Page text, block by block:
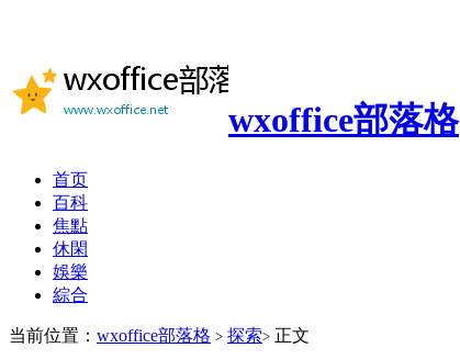
wxoffice部落格
首页
百科
焦點
休閑
娛樂
綜合
当前位置： wxoffice部落格 > 探索> 正文